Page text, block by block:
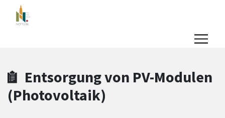
Zum Hauptinhalt springen
Entsorgung von PV-Modulen
(Photovoltaik)